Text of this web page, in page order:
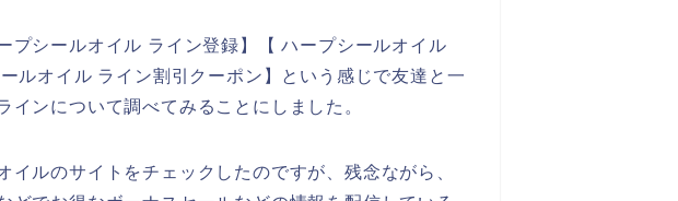
プシールオイル ライン登録】【 ハープシールオイル
ルオイル ライン割引クーポン】という感じで友達と一
ンについて調べてみることにしました。
イルのサイトをチェックしたのですが、残念ながら、